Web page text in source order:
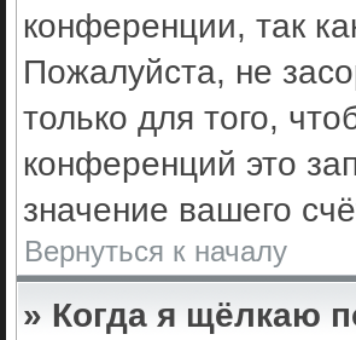
конференции, так
Пожалуйста, не
только для того,
конференций это
значение вашего
Вернуться к началу
» Когда я щёлкаю